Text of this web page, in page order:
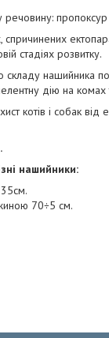
речовину: пропоксур
спричинених
стадіях розвитку.
нашийника
дію на комах
котів і собак від
нашийники:
70÷5 см.